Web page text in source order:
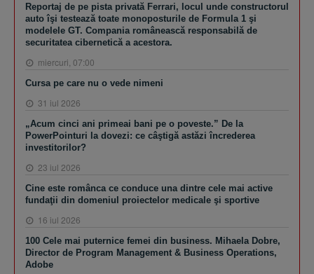
Reportaj de pe pista privată Ferrari, locul unde constructorul
auto îşi testează toate monoposturile de Formula 1 şi
modelele GT. Compania românească responsabilă de
securitatea cibernetică a acestora.
miercuri, 07:00
Cursa pe care nu o vede nimeni
31 iul 2026
„Acum cinci ani primeai bani pe o poveste.” De la
PowerPointuri la dovezi: ce câştigă astăzi încrederea
investitorilor?
23 iul 2026
Cine este românca ce conduce una dintre cele mai active
fundaţii din domeniul proiectelor medicale şi sportive
16 iul 2026
100 Cele mai puternice femei din business. Mihaela Dobre,
Director de Program Management & Business Operations,
Adobe